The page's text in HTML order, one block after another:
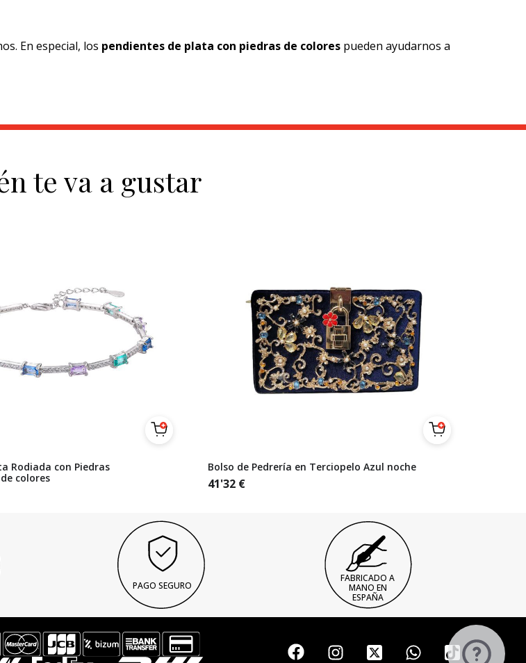
En especial, los pendientes de plata con piedras de colores pueden ayudarnos a
te va a gustar
Rodiada con Piedras
colores
Bolso de Pedrería en Terciopelo Azul noche
41'32 €
PAGO SEGURO
FABRICADO A
MANO EN
ESPAÑA